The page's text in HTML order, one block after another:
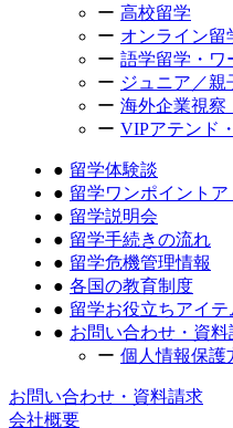
高校留学
オンライン留
語学留学・ワ
ジュニア／親
海外企業視察
VIPアテンド
留学体験談
留学ワンポイントア
留学説明会
留学手続きの流れ
留学危機管理情報
各国の教育制度
留学お役立ちアイテ
お問い合わせ・資料
個人情報保護
お問い合わせ・資料請求
会社概要